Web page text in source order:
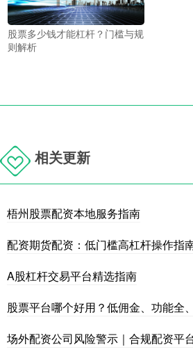
股票多少钱才能杠杆？门槛与规
则解析
相关更新
梧州股票配资本地服务指南
配资期货配资：低门槛高杠杆操作指
A股杠杆交易平台精选指南
股票平台哪个好用？低佣金、功能全
场外配资公司风险警示｜合规配资平